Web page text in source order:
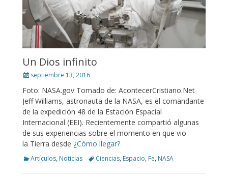
Un Dios infinito
Posted
septiembre 13, 2016
Foto: NASA.gov Tomado de: AcontecerCristiano.Net
Jeff Williams, astronauta de la NASA, es el comandante
de la expedición 48 de la Estación Espacial
Internacional (EEI). Recientemente compartió algunas
de sus experiencias sobre el momento en que vio
la Tierra desde ¿Cómo llegar?
Categories
Artículos, Noticias TagsCiencias, Espacio, Fe, NASA